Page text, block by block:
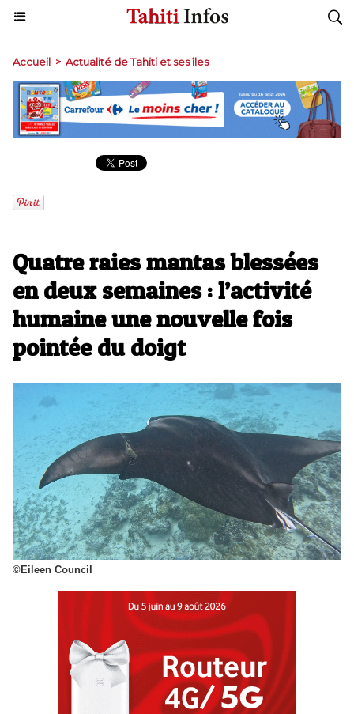
Accueil > Actualité de Tahiti et ses îles
Quatre raies mantas blessées
en deux semaines : l’activité
humaine une nouvelle fois
pointée du doigt
©Eileen Council